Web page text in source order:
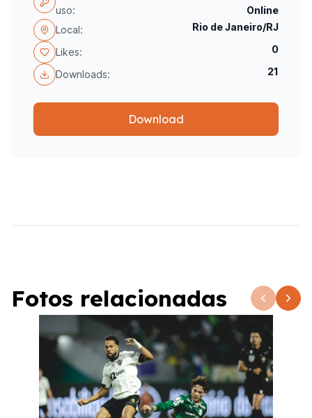
uso:
Online
Local:
Rio de Janeiro/RJ
Likes: 0
Downloads: 21
Download
Fotos relacionadas